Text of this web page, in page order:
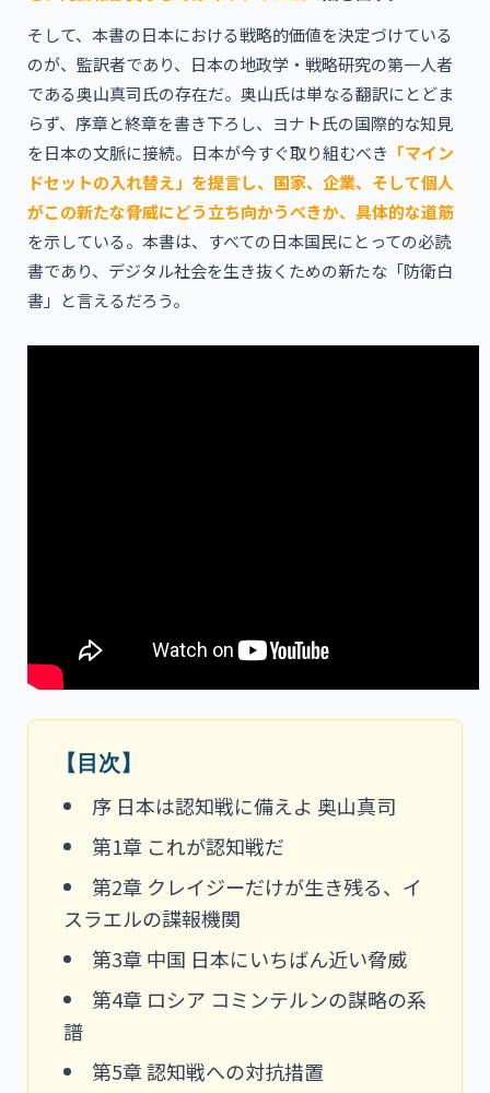
そして、本書の日本における戦略的価値を決定づけている
のが、監訳者であり、日本の地政学・戦略研究の第一人者
である奥山真司氏の存在だ。奥山氏は単なる翻訳にとどま
らず、序章と終章を書き下ろし、ヨナト氏の国際的な知見
を日本の文脈に接続。日本が今すぐ取り組むべき 「マイン
ドセットの入れ替え」を提言し、国家、企業、そして個人
がこの新たな脅威にどう立ち向かうべきか、具体的な道筋
を示している。本書は、すべての日本国民にとっての必読
書であり、デジタル社会を生き抜くための新たな「防衛白
書」と言えるだろう。
【目次】
序 日本は認知戦に備えよ 奥山真司
第1章 これが認知戦だ
第2章 クレイジーだけが生き残る、イ
スラエルの諜報機関
第3章 中国 日本にいちばん近い脅威
第4章 ロシア コミンテルンの謀略の系
譜
第5章 認知戦への対抗措置